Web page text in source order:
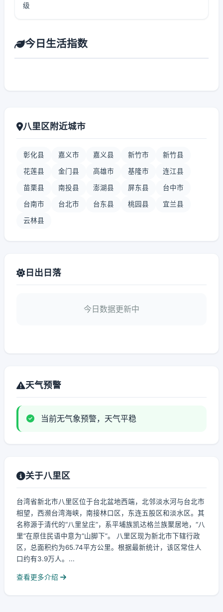
级
今日生活指数
八里区附近城市
彰化县 嘉义市 嘉义县 新竹市 新竹县
花莲县 金门县 高雄市 基隆市 连江县
苗栗县 南投县 澎湖县 屏东县 台中市
台南市 台北市 台东县 桃园县 宜兰县
云林县
日出日落
今日数据更新中
天气预警
当前无气象预警，天气平稳
关于八里区
台湾省新北市八里区位于台北盆地西端，北邻淡水河与台北市
相望，西濒台湾海峡，南接林口区，东连五股区和淡水区。其
名称源于清代的“八里坌庄”，系平埔族凯达格兰族聚居地，“八
里”在原住民语中意为“山脚下”。 八里区现为新北市下辖行政
区，总面积约为65.74平方公里。根据最新统计，该区常住人
口约有3.9万人。...
查看更多介绍